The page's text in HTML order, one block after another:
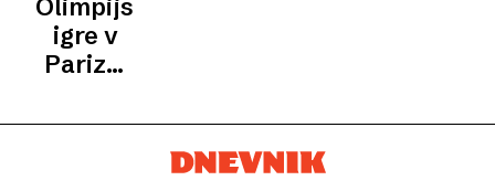
evropsko
elito
Olimpijske
igre v
Parizu:
za